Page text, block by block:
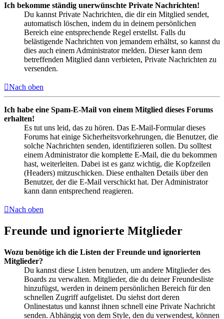
Ich bekomme ständig unerwünschte Private Nachrichten!
Du kannst Private Nachrichten, die dir ein Mitglied sendet,
automatisch löschen, indem du in deinem persönlichen
Bereich eine entsprechende Regel erstellst. Falls du
belästigende Nachrichten von jemandem erhältst, so kannst du
dies auch einem Administrator melden. Dieser kann dem
betreffenden Mitglied dann verbieten, Private Nachrichten zu
versenden.
Nach oben
Ich habe eine Spam-E-Mail von einem Mitglied dieses Forums
erhalten!
Es tut uns leid, das zu hören. Das E-Mail-Formular dieses
Forums hat einige Sicherheitsvorkehrungen, die Benutzer, die
solche Nachrichten senden, identifizieren sollen. Du solltest
einem Administrator die komplette E-Mail, die du bekommen
hast, weiterleiten. Dabei ist es ganz wichtig, die Kopfzeilen
(Headers) mitzuschicken. Diese enthalten Details über den
Benutzer, der die E-Mail verschickt hat. Der Administrator
kann dann entsprechend reagieren.
Nach oben
Freunde und ignorierte Mitglieder
Wozu benötige ich die Listen der Freunde und ignorierten
Mitglieder?
Du kannst diese Listen benutzen, um andere Mitglieder des
Boards zu verwalten. Mitglieder, die du deiner Freundesliste
hinzufügst, werden in deinem persönlichen Bereich für den
schnellen Zugriff aufgelistet. Du siehst dort deren
Onlinestatus und kannst ihnen schnell eine Private Nachricht
senden. Abhängig von dem Style, den du verwendest, können